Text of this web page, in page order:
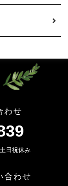
わせ
日祝休み
合わせ